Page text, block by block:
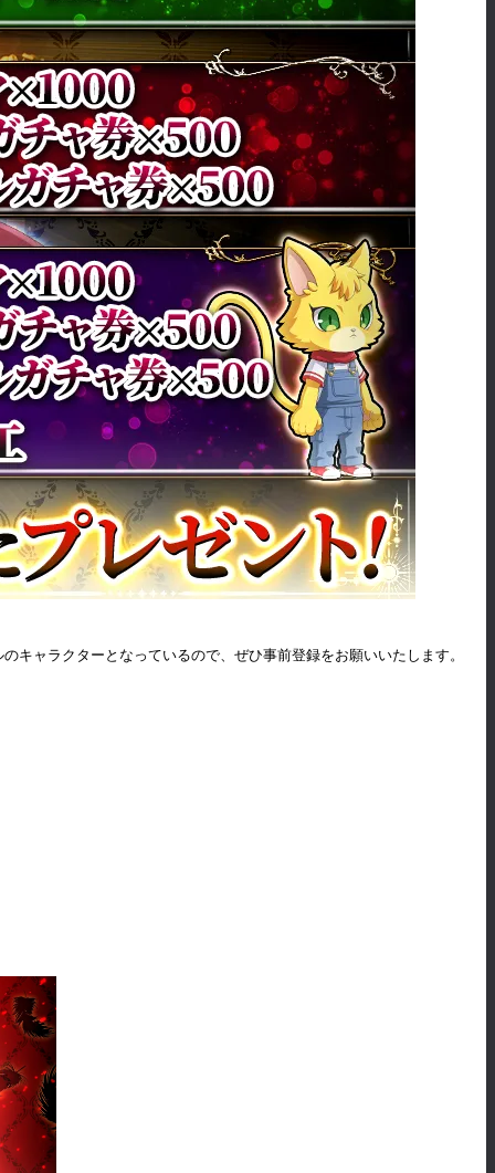
ャラクターとなっているので、ぜひ事前登録をお願いいたします。